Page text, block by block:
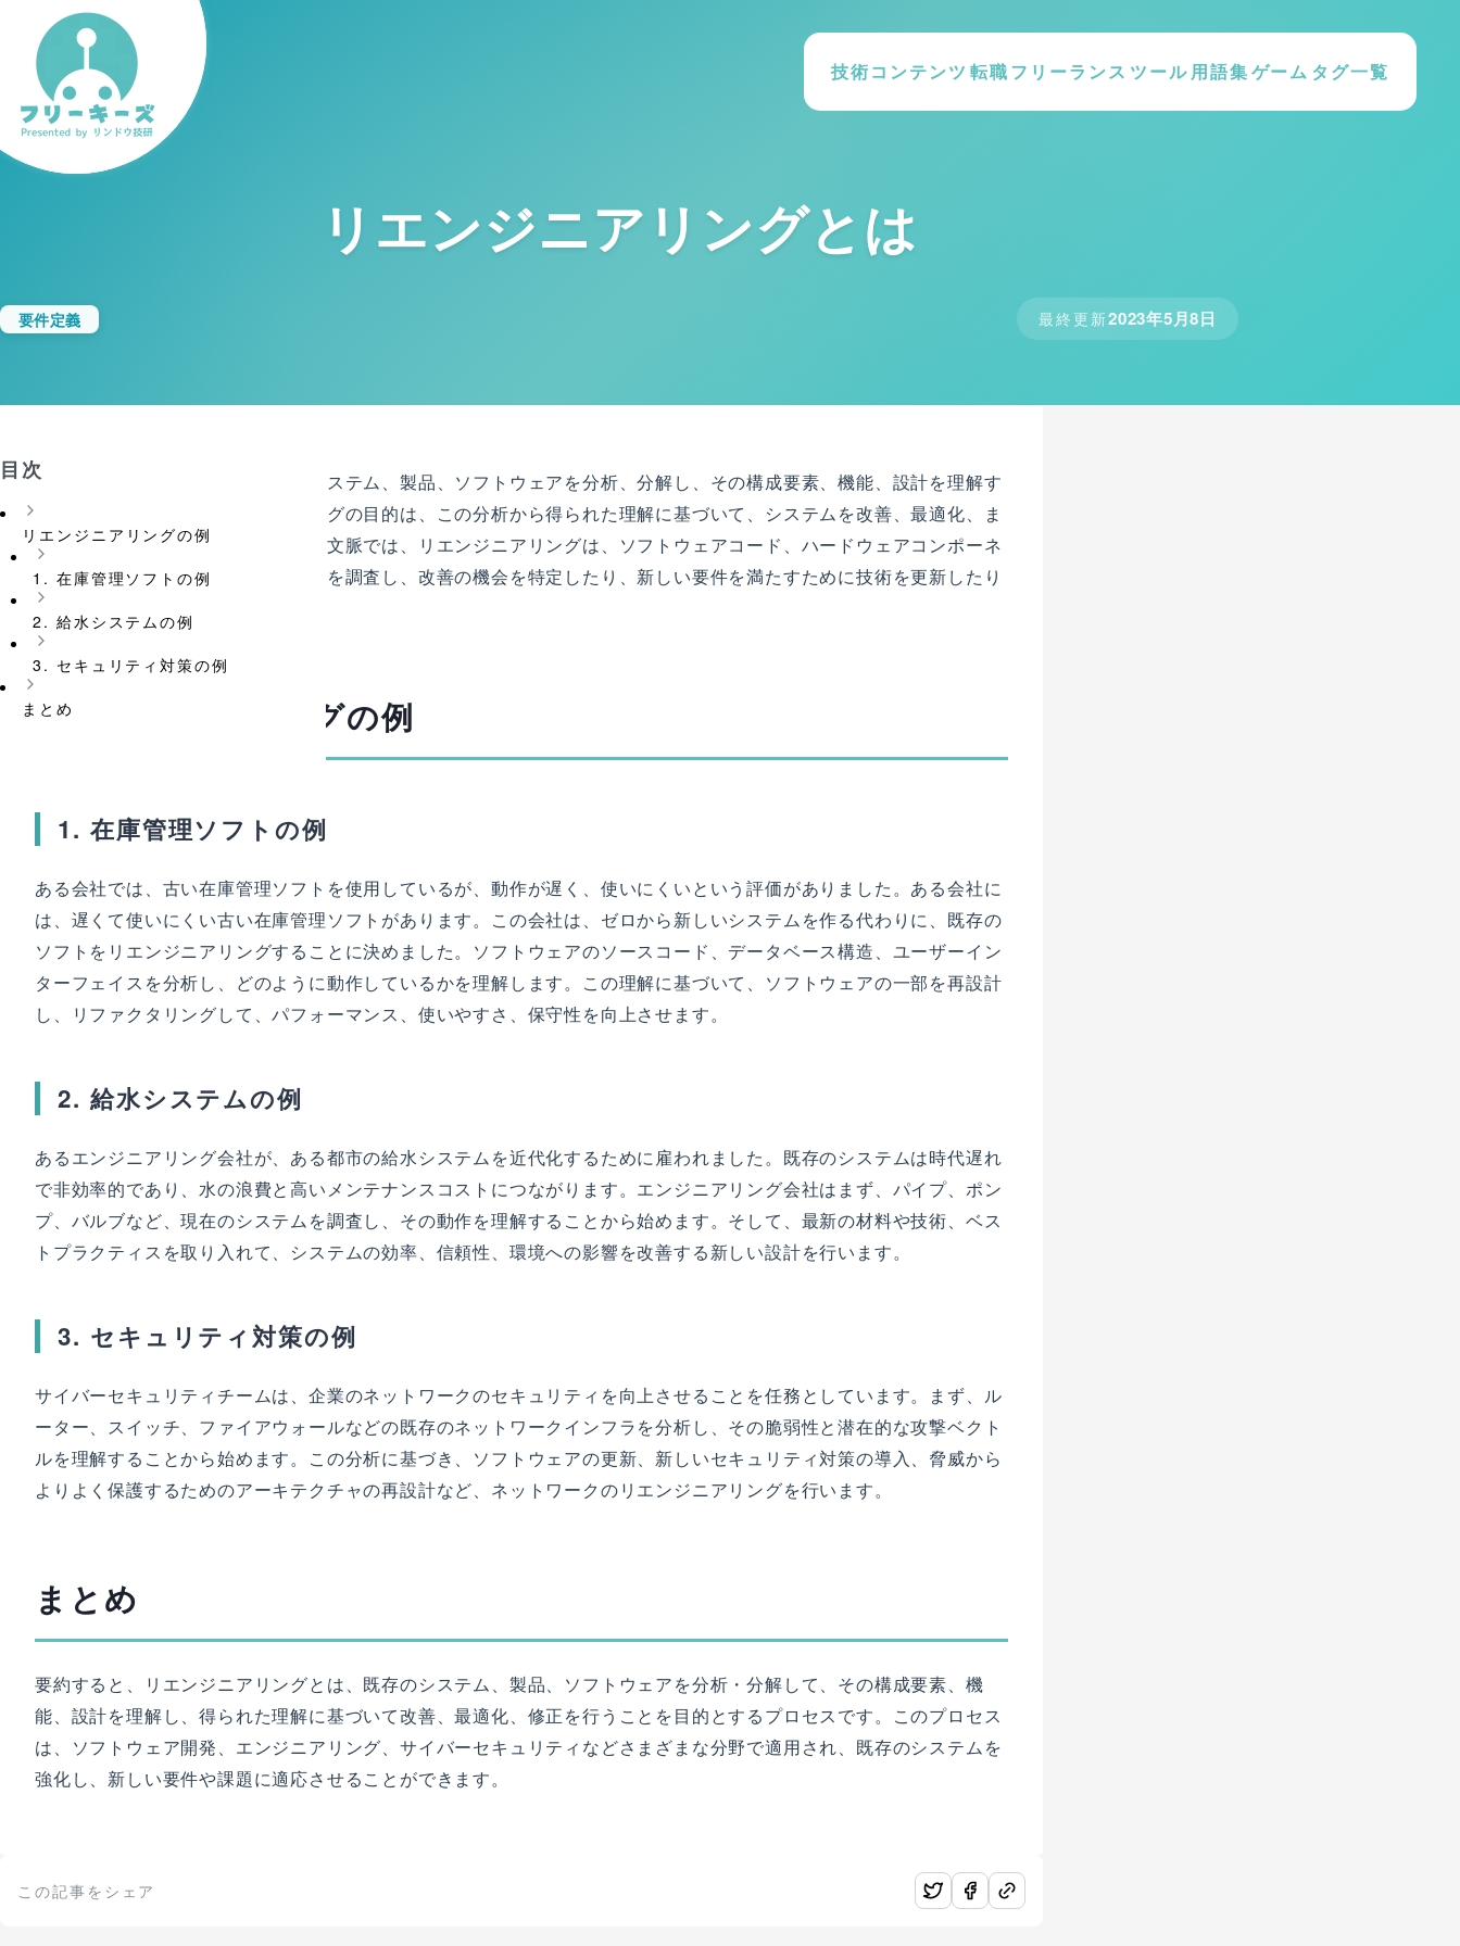
技術コンテンツ 転職フリーランス ツール用語集ゲーム タグ一覧
リエンジニアリングとは
要件定義 最終更新2023年5月8日
リエンジニアリングとは、既存のシステム、製品、ソフトウェアを分析、分解し、その構成要素、機能、設計を理解す
るプロセスです。リエンジニアリングの目的は、この分析から得られた理解に基づいて、システムを改善、最適化、ま
たは修正することです。情報科学の文脈では、リエンジニアリングは、ソフトウェアコード、ハードウェアコンポーネ
ント、ネットワークアーキテクチャを調査し、改善の機会を特定したり、新しい要件を満たすために技術を更新したり
することを意味します。
リエンジニアリングの例
1. 在庫管理ソフトの例
ある会社では、古い在庫管理ソフトを使用しているが、動作が遅く、使いにくいという評価がありました。ある会社に
は、遅くて使いにくい古い在庫管理ソフトがあります。この会社は、ゼロから新しいシステムを作る代わりに、既存の
ソフトをリエンジニアリングすることに決めました。ソフトウェアのソースコード、データベース構造、ユーザーイン
ターフェイスを分析し、どのように動作しているかを理解します。この理解に基づいて、ソフトウェアの一部を再設計
し、リファクタリングして、パフォーマンス、使いやすさ、保守性を向上させます。
2. 給水システムの例
あるエンジニアリング会社が、ある都市の給水システムを近代化するために雇われました。既存のシステムは時代遅れ
で非効率的であり、水の浪費と高いメンテナンスコストにつながります。エンジニアリング会社はまず、パイプ、ポン
プ、バルブなど、現在のシステムを調査し、その動作を理解することから始めます。そして、最新の材料や技術、ベス
トプラクティスを取り入れて、システムの効率、信頼性、環境への影響を改善する新しい設計を行います。
3. セキュリティ対策の例
サイバーセキュリティチームは、企業のネットワークのセキュリティを向上させることを任務としています。まず、ル
ーター、スイッチ、ファイアウォールなどの既存のネットワークインフラを分析し、その脆弱性と潜在的な攻撃ベクト
ルを理解することから始めます。この分析に基づき、ソフトウェアの更新、新しいセキュリティ対策の導入、脅威から
よりよく保護するためのアーキテクチャの再設計など、ネットワークのリエンジニアリングを行います。
まとめ
要約すると、リエンジニアリングとは、既存のシステム、製品、ソフトウェアを分析・分解して、その構成要素、機
能、設計を理解し、得られた理解に基づいて改善、最適化、修正を行うことを目的とするプロセスです。このプロセス
は、ソフトウェア開発、エンジニアリング、サイバーセキュリティなどさまざまな分野で適用され、既存のシステムを
強化し、新しい要件や課題に適応させることができます。
この記事をシェア
目次
リエンジニアリングの例
1. 在庫管理ソフトの例
2. 給水システムの例
3. セキュリティ対策の例
まとめ